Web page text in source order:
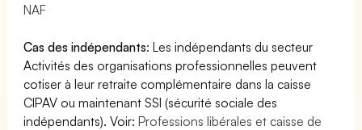
NAF
Cas des indépendants: Les indépendants du secteur
Activités des organisations professionnelles peuvent
cotiser à leur retraite complémentaire dans la caisse
CIPAV ou maintenant SSI (sécurité sociale des
indépendants). Voir:Professions libérales et caisse de